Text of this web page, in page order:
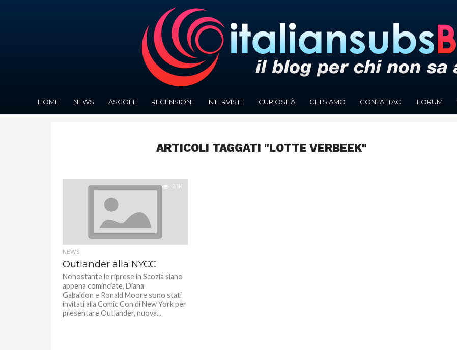
HOME NEWS ASCOLTI RECENSIONI INTERVISTE CURIOSITÀ CHI SIAMO CONTATTACI FORUM
ARTICOLI TAGGATI "LOTTE VERBEEK"
2.1K
NEWS
Outlander alla NYCC
Nonostante le riprese in Scozia siano
appena cominciate, Diana
Gabaldon e Ronald Moore sono stati
invitati alla Comic Con di New York per
presentare Outlander, nuova...